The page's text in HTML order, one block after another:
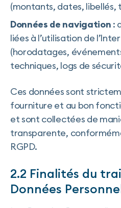
(montants, dates, libellés,
Données de navigation :
liées à l’utilisation de
(horodatages,
techniques, logs de
Ces données sont
fourniture et au bon
et sont collectées de
transparente,
RGPD.
2.2 Finalités du
Données